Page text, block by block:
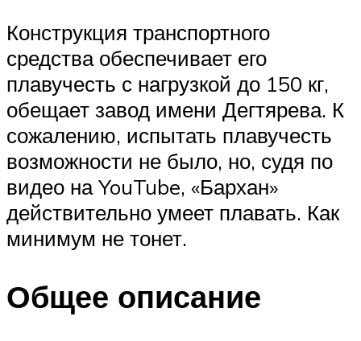
Конструкция транспортного
средства обеспечивает его
плавучесть с нагрузкой до 150 кг,
обещает завод имени Дегтярева. К
сожалению, испытать плавучесть
возможности не было, но, судя по
видео на YouTube, «Бархан»
действительно умеет плавать. Как
минимум не тонет.
Общее описание